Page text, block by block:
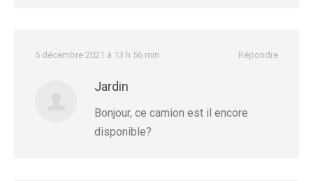
Répondre
5 décembre 2021 à 13 h 56 min
Jardin
Bonjour, ce camion est il encore
disponible?